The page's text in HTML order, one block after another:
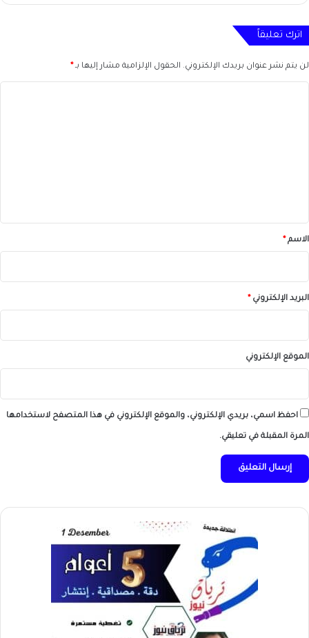
اترك تعليقاً
لن يتم نشر عنوان بريدك الإلكتروني. الحقول الإلزامية مشار إليها بـ*
*الاسم*
البريد الإلكتروني*
الموقع الإلكتروني
احفظ اسمي، بريدي الإلكتروني، والموقع الإلكتروني في هذا المتصفح لاستخدامها
المرة المقبلة في تعليقي.